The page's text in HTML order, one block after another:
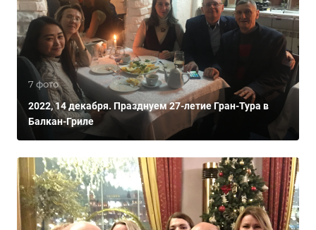
7 фото
2022, 14 декабря. Празднуем 27-летие Гран-Тура в
Балкан-Гриле